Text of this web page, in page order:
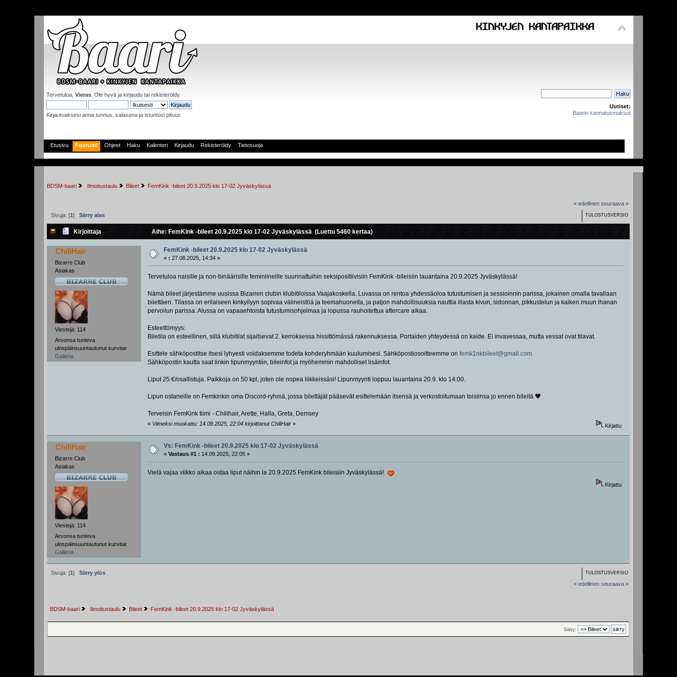
Tervetuloa,Vieras . Ole hyvä jakirjaudu tairekisteröidy.
Kirjautuaksesi anna tunnus, salasana ja istuntosi pituus
Uutiset:
Baarin kannatusmaksut
Etusivu Foorumi Ohjeet Haku Kalenteri Kirjaudu Rekisteröidy Tietosuoja
BDSM-baari Ilmoitustaulu Bileet FemKink -bileet 20.9.2025 klo 17-02 Jyväskylässä
« edellinen seuraava »
TULOSTUSVERSIO
Sivuja: [1]Siirry alas
Kirjoittaja Aihe: FemKink -bileet 20.9.2025 klo 17-02 Jyväskylässä (Luettu 5460 kertaa)
ChiliHair
Bizarre Club
Asiakas
Viestejä: 114
Arvonsa tunteva
ulospäinsuuntautunut kurvitar
Galleria
FemKink -bileet 20.9.2025 klo 17-02 Jyväskylässä
« : 27.08.2025, 14:34 »
Tervetuloa naisille ja non-binäärisille feminiineille suunnattuihin seksipositiivisiin FemKink -bileisiin lauantaina 20.9.2025 Jyväskylässä!
Nämä bileet järjestämme uusissa Bizarren clubin klubitiloissa Vaajakoskella. Luvassa on rentoa yhdessäoloa tutustumisen ja sessioinnin parissa, jokainen omalla tavallaan
bilettäen. Tilassa on erilaiseen kinkyilyyn sopivaa välineistöä ja teemahuoneita, ja paljon mahdollisuuksia nauttia illasta kivun, sidonnan, pikkustelun ja kaiken muun ihanan
pervoilun parissa. Alussa on vapaaehtoista tutustumisohjelmaa ja lopussa rauhoitettua aftercare aikaa.
Esteettömyys:
Biletila on esteellinen, sillä klubitilat sijaitsevat 2. kerroksessa hissittömässä rakennuksessa. Portaiden yhteydessä on kaide. Ei invavessaa, mutta vessat ovat tilavat.
Esittele sähköpostitse itsesi lyhyesti voidaksemme todeta kohderyhmään kuulumisesi. Sähköpostiosoitteemme on femk1nkbileet@gmail.com
Sähköpostin kautta saat linkin lipunmyyntiin, bileinfot ja myöhemmin mahdolliset lisäinfot.
Liput 25 €/osallistuja. Paikkoja on 50 kpl, joten ole nopea liikkeissäsi! Lipunmyynti loppuu lauantaina 20.9. klo 14:00.
Lipun ostaneille on Femkinkin oma Discord-ryhmä, jossa bilettäjät pääsevät esittelemään itsensä ja verkostoitumaan toisiinsa jo ennen bileitä 🖤
Terveisin FemKink tiimi - Chilihair, Arette, Halla, Greta, Demsey
« Viimeksi muokattu: 14.09.2025, 22:04 kirjoittanut ChiliHair» Kirjattu
ChiliHair
Bizarre Club
Asiakas
Viestejä: 114
Arvonsa tunteva
ulospäinsuuntautunut kurvitar
Galleria
Vs: FemKink -bileet 20.9.2025 klo 17-02 Jyväskylässä
«Vastaus #1 : 14.09.2025, 22:05 »
Vielä vajaa viikko aikaa ostaa liput näihin la 20.9.2025 FemKink bileisiin Jyväskylässä!
Kirjattu
TULOSTUSVERSIO
Sivuja: [1]Siirry ylös
« edellinen seuraava »
BDSM-baari Ilmoitustaulu Bileet FemKink -bileet 20.9.2025 klo 17-02 Jyväskylässä
Siirry: